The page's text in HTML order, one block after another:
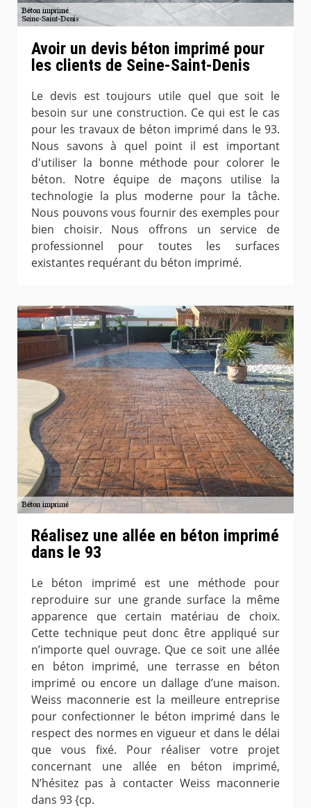
Avoir un devis béton imprimé pour
les clients de Seine-Saint-Denis
Le devis est toujours utile quel que soit le
besoin sur une construction. Ce qui est le cas
pour les travaux de béton imprimé dans le 93.
Nous savons à quel point il est important
d'utiliser la bonne méthode pour colorer le
béton. Notre équipe de maçons utilise la
technologie la plus moderne pour la tâche.
Nous pouvons vous fournir des exemples pour
bien choisir. Nous offrons un service de
professionnel pour toutes les surfaces
existantes requérant du béton imprimé.
Réalisez une allée en béton imprimé
dans le 93
Le béton imprimé est une méthode pour
reproduire sur une grande surface la même
apparence que certain matériau de choix.
Cette technique peut donc être appliqué sur
n’importe quel ouvrage. Que ce soit une allée
en béton imprimé, une terrasse en béton
imprimé ou encore un dallage d’une maison.
Weiss maconnerie est la meilleure entreprise
pour confectionner le béton imprimé dans le
respect des normes en vigueur et dans le délai
que vous fixé. Pour réaliser votre projet
concernant une allée en béton imprimé,
N’hésitez pas à contacter Weiss maconnerie
dans 93 {cp.